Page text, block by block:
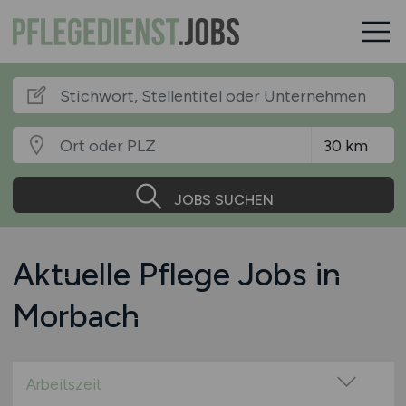
JOBS SUCHEN
Aktuelle Pflege Jobs in
Morbach
Arbeitszeit